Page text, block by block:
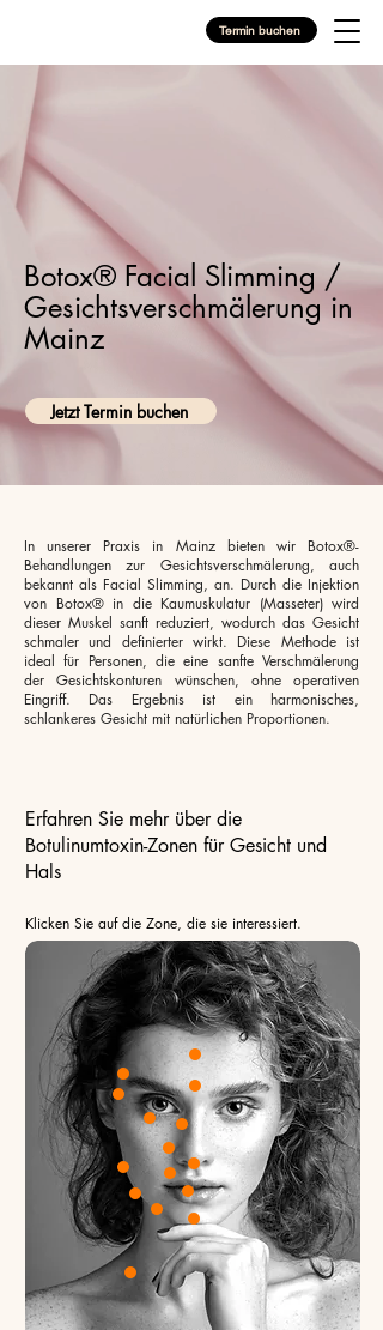
Termin buchen
Botox® Facial Slimming /
Gesichtsverschmälerung in
Mainz
Jetzt Termin buchen
In unserer Praxis in Mainz bieten wir Botox®-
Behandlungen zur Gesichtsverschmälerung, auch
bekannt als Facial Slimming, an. Durch die Injektion
von Botox® in die Kaumuskulatur (Masseter) wird
dieser Muskel sanft reduziert, wodurch das Gesicht
schmaler und definierter wirkt. Diese Methode ist
ideal für Personen, die eine sanfte Verschmälerung
der Gesichtskonturen wünschen, ohne operativen
Eingriff. Das Ergebnis ist ein harmonisches,
schlankeres Gesicht mit natürlichen Proportionen.
Erfahren Sie mehr über die
Botulinumtoxin-Zonen für Gesicht und
Hals
Klicken Sie auf die Zone, die sie interessiert.